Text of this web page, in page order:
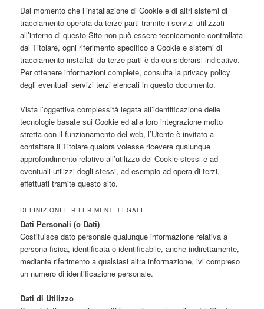
Dal momento che l’installazione di Cookie e di altri sistemi di
tracciamento operata da terze parti tramite i servizi utilizzati
all’interno di questo Sito non può essere tecnicamente controllata
dal Titolare, ogni riferimento specifico a Cookie e sistemi di
tracciamento installati da terze parti è da considerarsi indicativo.
Per ottenere informazioni complete, consulta la privacy policy
degli eventuali servizi terzi elencati in questo documento.
Vista l’oggettiva complessità legata all’identificazione delle
tecnologie basate sui Cookie ed alla loro integrazione molto
stretta con il funzionamento del web, l’Utente è invitato a
contattare il Titolare qualora volesse ricevere qualunque
approfondimento relativo all’utilizzo dei Cookie stessi e ad
eventuali utilizzi degli stessi, ad esempio ad opera di terzi,
effettuati tramite questo sito.
DEFINIZIONI E RIFERIMENTI LEGALI
Dati Personali (o Dati)
Costituisce dato personale qualunque informazione relativa a
persona fisica, identificata o identificabile, anche indirettamente,
mediante riferimento a qualsiasi altra informazione, ivi compreso
un numero di identificazione personale.
Dati di Utilizzo